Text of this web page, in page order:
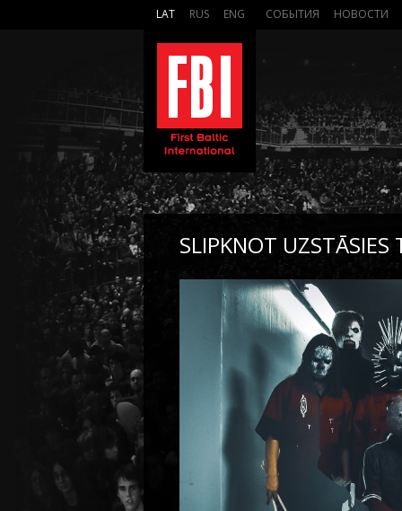
LAT RUS ENG СОБЫТИЯ НОВОСТИ
SLIPKNOT UZSTĀSIES